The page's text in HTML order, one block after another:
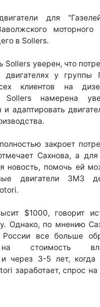
для
моторного
в Sollers.
Sollers уверен, что
двигателях у группы
клиентов на
Sollers намерена
адаптировать
закроет
Сахнова, а для
новость, помочь ей
двигатели ЗМЗ
$1000, говорит
Однако, по мнению
России все больше
стоимость
через 3-5 лет, когда
заработает, спрос на